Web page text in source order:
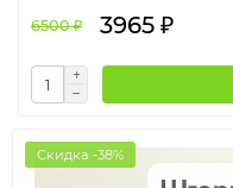
6500 ₽ 3965 ₽
Скидка -38%